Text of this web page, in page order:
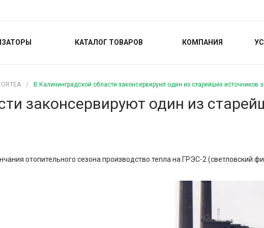
КАТАЛОГ ТОВАРОВ КОМПАНИЯ
/ В Калининградской области законсервируют один из старейших источников
законсервируют один из
отопительного сезона производство тепла на ГРЭС-2 (светловский